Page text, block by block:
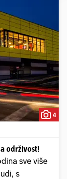
4
održivost!
sve više
s